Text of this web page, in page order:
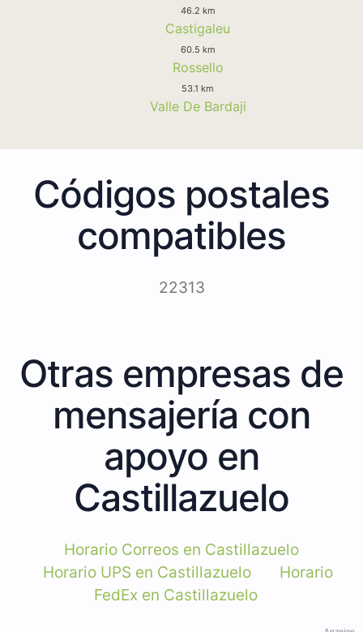
46.2 km
Castigaleu
60.5 km
Rossello
53.1 km
Valle De Bardaji
Códigos postales
compatibles
22313
Otras empresas de
mensajería con
apoyo en
Castillazuelo
Horario Correos en Castillazuelo
Horario UPS en Castillazuelo
Horario
FedEx en Castillazuelo